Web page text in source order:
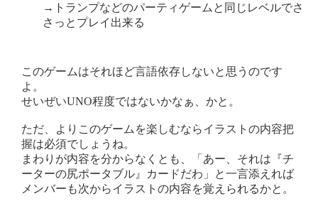
→トランプなどのパーティゲームと同じレベルでさ
さっとプレイ出来る
このゲームはそれほど言語依存しないと思うのです
よ。
せいぜいUNO程度ではないかなぁ、かと。
ただ、よりこのゲームを楽しむならイラストの内容把
握は必須でしょうね。
まわりが内容を分からなくとも、「あー、それは『チ
ーターの尻ポータブル』カードだわ」と一言添えれば
メンバーも次からイラストの内容を覚えられるかと。